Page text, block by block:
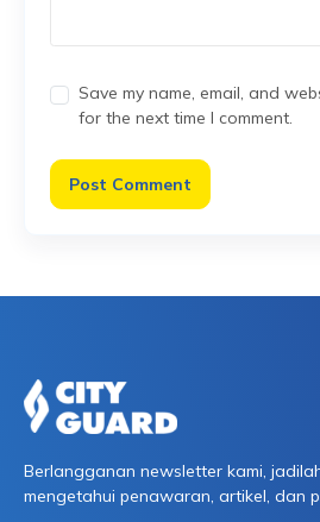
Save my name, email, and
for the next time I comment.
Berlangganan newsletter kami,
mengetahui penawaran, artikel, dan